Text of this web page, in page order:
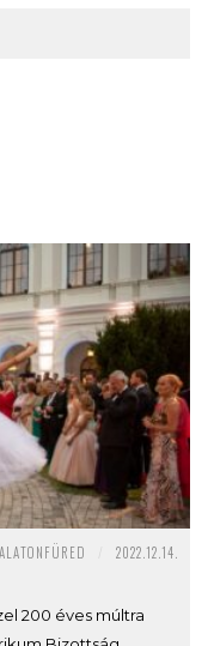
2022.12.14.
200 éves múltra